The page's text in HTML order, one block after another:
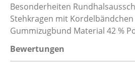
Besonderheiten
Stehkragen mit
Gummizugbund Material 42 %
Bewertungen